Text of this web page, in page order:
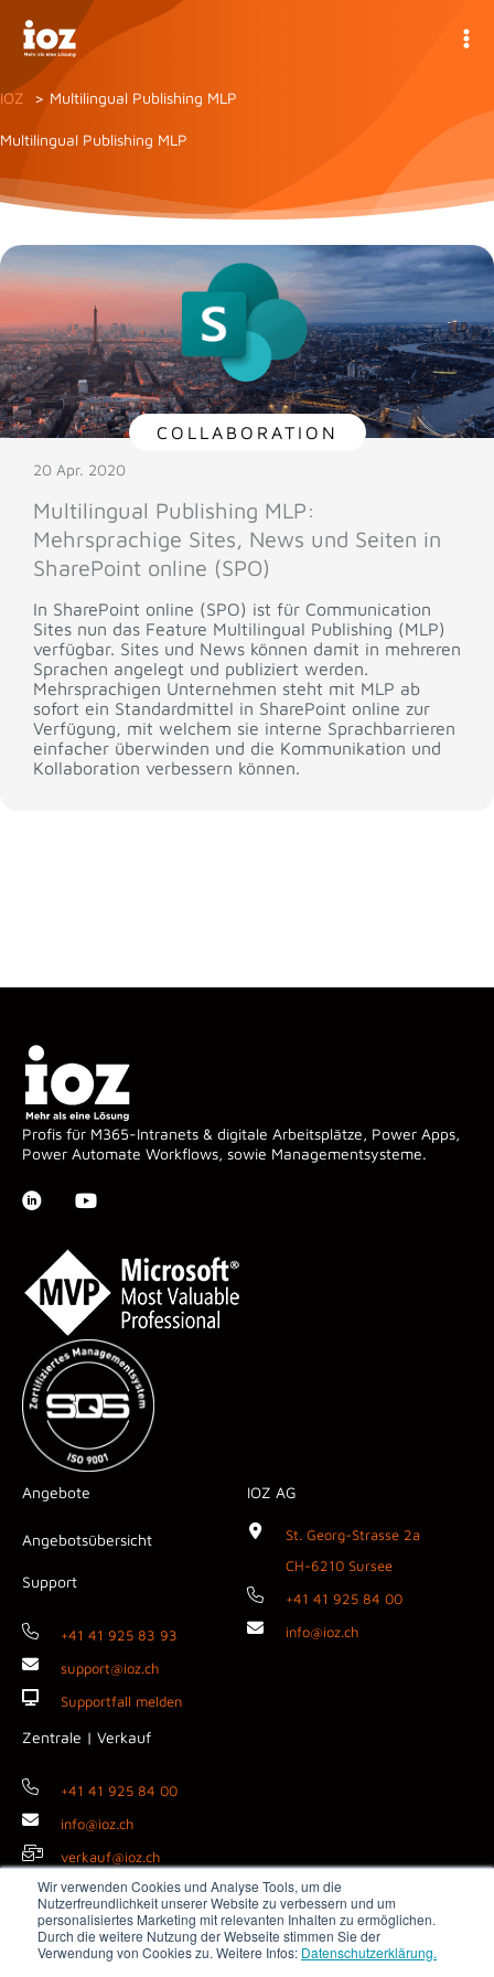
Wir verwenden Cookies und Analyse Tools, um die
Nutzerfreundlichkeit unserer Website zu verbessern und um
personalisiertes Marketing mit relevanten Inhalten zu ermöglichen.
Durch die weitere Nutzung der Webseite stimmen Sie der
Verwendung von Cookies zu. Weitere Infos: Datenschutzerklärung.
Inhalt
springen
IOZ Multilingual Publishing MLP
Multilingual Publishing MLP
COLLABORATION
20 Apr. 2020
Multilingual Publishing MLP:
Mehrsprachige Sites, News und Seiten in
SharePoint online (SPO)
In SharePoint online (SPO) ist für Communication
Sites nun das Feature Multilingual Publishing (MLP)
verfügbar. Sites und News können damit in mehreren
Sprachen angelegt und publiziert werden.
Mehrsprachigen Unternehmen steht mit MLP ab
sofort ein Standardmittel in SharePoint online zur
Verfügung, mit welchem sie interne Sprachbarrieren
einfacher überwinden und die Kommunikation und
Kollaboration verbessern können.
Profis für M365-Intranets & digitale Arbeitsplätze, Power Apps,
Power Automate Workflows, sowie Managementsysteme.
Angebote
Angebotsübersicht
Support
+41 41 925 83 93
support@ioz.ch
Supportfall melden
Zentrale | Verkauf
+41 41 925 84 00
info@ioz.ch
verkauf@ioz.ch
IOZ AG
St. Georg-Strasse 2a
CH-6210 Sursee
+41 41 925 84 00
info@ioz.ch
Copyright © 2026 IOZ AG ·Impressum·Datenschutz · AGB